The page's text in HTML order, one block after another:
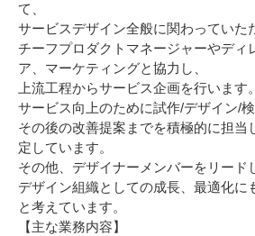
て、
サービスデザイン全般に関わっていた
チーフプロダクトマネージャーやディ
ア、マーケティングと協力し、
上流工程からサービス企画を行います。
サービス向上のために試作/デザイン/
その後の改善提案までを積極的に担当
定しています。
その他、デザイナーメンバーをリード
デザイン組織としての成長、最適化に
と考えています。
【主な業務内容】